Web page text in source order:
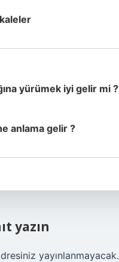
yürümek iyi gelir mi ?
anlama gelir ?
yazın
yayınlanmayacak.